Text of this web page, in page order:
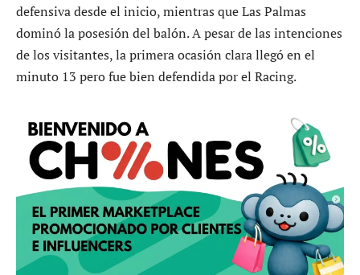
defensiva desde el inicio, mientras que Las Palmas
dominó la posesión del balón. A pesar de las intenciones
de los visitantes, la primera ocasión clara llegó en el
minuto 13 pero fue bien defendida por el Racing.